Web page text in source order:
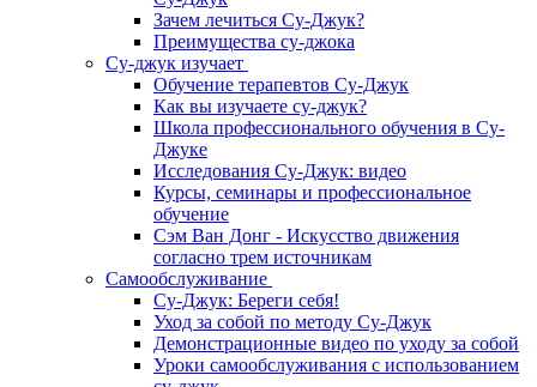
Зачем лечиться Су-Джук?
Преимущества су-джока
Су-джук изучает
Обучение терапевтов Су-Джук
Как вы изучаете су-джук?
Школа профессионального обучения в Су-
Джуке
Исследования Су-Джук: видео
Курсы, семинары и профессиональное
обучение
Сэм Ван Донг - Искусство движения
согласно трем источникам
Самообслуживание
Су-Джук: Береги себя!
Уход за собой по методу Су-Джук
Демонстрационные видео по уходу за собой
Уроки самообслуживания с использованием